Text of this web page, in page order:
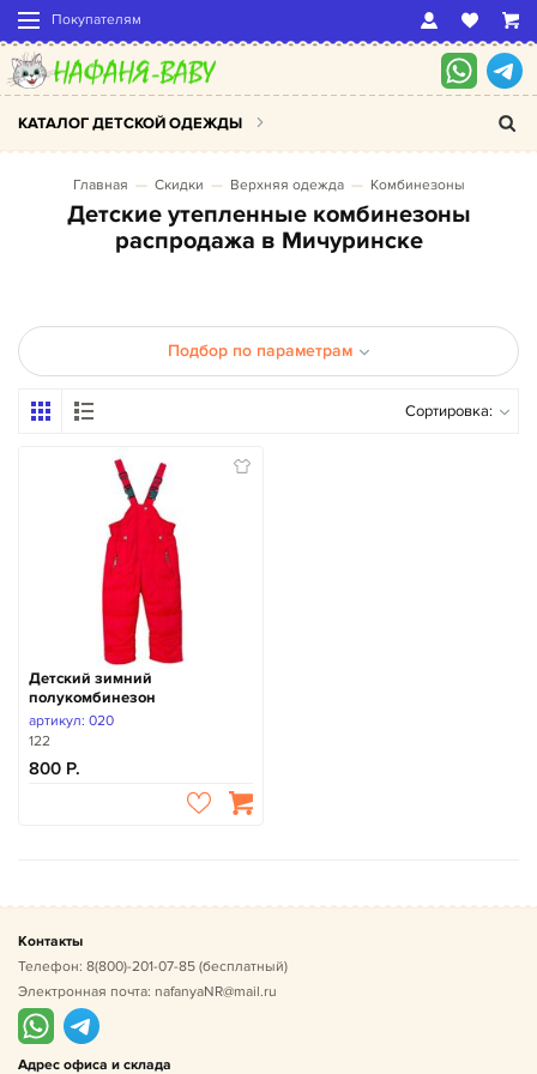
Покупателям
КАТАЛОГ ДЕТСКОЙ ОДЕЖДЫ
Главная Скидки Верхняя одежда Комбинезоны
Детские утепленные комбинезоны
распродажа в Мичуринске
Подбор по параметрам
Сортировка:
Детский зимний
полукомбинезон
артикул: 020
122
800
Контакты
Телефон: 8(800)-201-07-85 (бесплатный)
Электронная почта: nafanyaNR@mail.ru
Адрес офиса и склада